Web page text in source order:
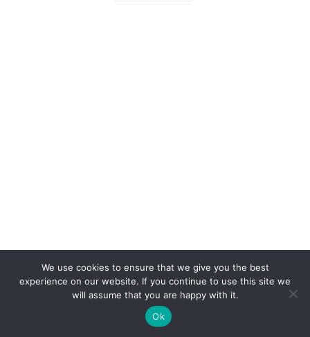
Related
We use cookies to ensure that we give you the best
experience on our website. If you continue to use this site we
will assume that you are happy with it.
Ok